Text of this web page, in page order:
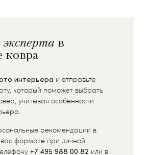
в
ковра
интерьера и отправьте
который поможет выбрать
учитывая особенности
рекомендации в
формате при личной
+7 495 988 00 82 или в